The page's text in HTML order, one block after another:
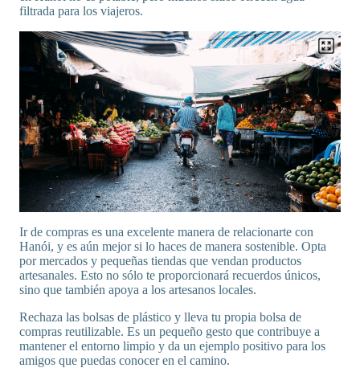
filtrada para los viajeros.
Ir de compras es una excelente manera de relacionarte con
Hanói, y es aún mejor si lo haces de manera sostenible. Opta
por mercados y pequeñas tiendas que vendan productos
artesanales. Esto no sólo te proporcionará recuerdos únicos,
sino que también apoya a los artesanos locales.
Rechaza las bolsas de plástico y lleva tu propia bolsa de
compras reutilizable. Es un pequeño gesto que contribuye a
mantener el entorno limpio y da un ejemplo positivo para los
amigos que puedas conocer en el camino.